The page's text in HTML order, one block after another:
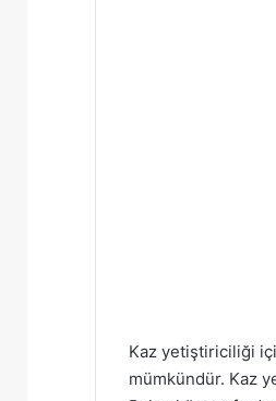
Kaz yetiştiriciliği
mümkündür. Kaz